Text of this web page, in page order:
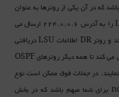
شبکه broadcast و یا non-broadcast باشد که در آن یکی از روترها به عنوان
DR انتخاب می شود، همه روتر ها اطلاعات LSU را به آدرس 224.0.0.6 ارسال می
نمایند که فقط DR و BDR به آن گوش می دهند و روتر DR اطلاعات LSU دریافتی
را به آدرس 224.0.0.5 روی همان لینک ارسال می کند تا همه دیگر روترهای OSPF
در جملات فوق ممکن است نوع
شبکه های broadcast و non-broadcast برای شما مبهم باشد که در بخش